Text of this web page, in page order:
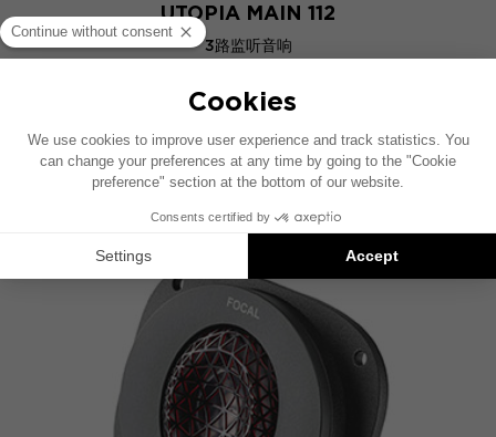
UTOPIA MAIN 112
3路监听音响
了解其他 FOCAL 技术